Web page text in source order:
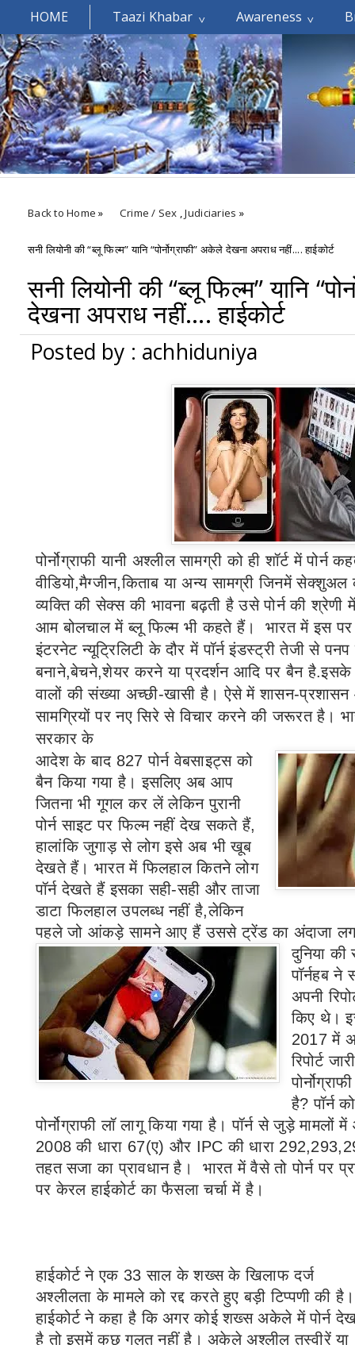
HOME Taazi Khabar Awareness
Welcomes You.....
Back to Home » Crime / Sex ,Judiciaries »
सनी लियोनी की “ब्लू फिल्म” यानि “पोर्नोग्राफी” अकेले देखना अपराध नहीं.... हाईकोर्ट
सनी लियोनी की “ब्लू फिल्म” यानि
देखना अपराध नहीं.... हाईकोर्ट
Posted by : achhiduniya
पोर्नोग्राफी यानी अश्लील सामग्री को ही शॉर्ट में पोर्न
वीडियो,मैग्जीन,किताब या अन्य सामग्री जिनमें
व्यक्ति की सेक्स की भावना बढ़ती है उसे पोर्न की श्रेणी
आम बोलचाल में ब्लू फिल्म भी कहते हैं।
भारत में इस
इंटरनेट न्यूट्रिलिटी के दौर में पॉर्न इंडस्ट्री तेजी से
बनाने,बेचने,शेयर करने या प्रदर्शन आदि पर बैन है.इसके
वालों की संख्या अच्छी-खासी है। ऐसे में शासन-
सामग्रियों पर नए सिरे से विचार करने की जरूरत है।
सरकार के
आदेश के बाद 827पोर्न वेबसाइट्स को
बैन किया गया है। इसलिए अब आप
जितना भी गूगल कर लें लेकिन पुरानी
पोर्न साइट पर फिल्म नहीं देख सकते हैं,
हालांकि जुगाड़ से लोग इसे अब भी खूब
देखते हैं। भारत में फिलहाल कितने लोग
पॉर्न देखते हैं इसका सही-सही और ताजा
डाटा फिलहाल उपलब्ध नहीं है,लेकिन
पहले जो आंकड़े सामने आए हैं उससे ट्रेंड का अंदाजा
दुनिया की
पॉर्नहब ने
अपनी
किए थे।
2017में
रिपोर्ट
है?पॉर्न
पोर्नोग्राफी लॉ लागू किया गया है। पॉर्न से जुड़े
2008की धारा 67(ए) और IPCकी धारा
तहत सजा का प्रावधान है।
भारत में वैसे तो पोर्न पर
पर केरल हाईकोर्ट का फैसला चर्चा में है।
हाईकोर्ट ने एक 33साल के शख्स के खिलाफ दर्ज
अश्लीलता के मामले को रद्द करते हुए बड़ी टिप्पणी की है।
हाईकोर्ट ने कहा है कि अगर कोई शख्स अकेले में पोर्न
है तो इसमें कुछ गलत नहीं है। अकेले अश्लील तस्वीरें या